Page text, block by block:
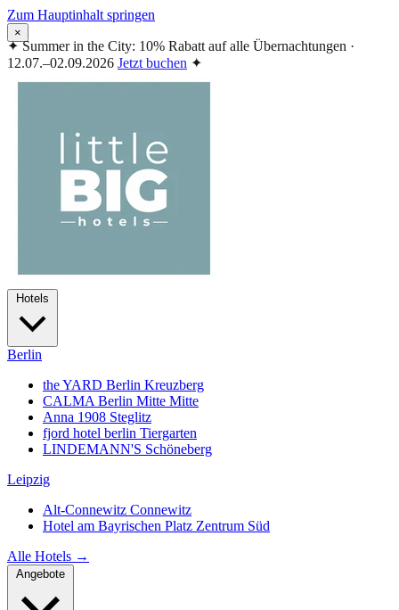
Zum Hauptinhalt springen
✦Summer in the City: 10% Rabatt auf alle Übernachtungen ·
12.07.–02.09.2026 Jetzt buchen ✦
×
Berlin
the YARD Berlin Kreuzberg
CALMA Berlin Mitte Mitte
Anna 1908 Steglitz
fjord hotel berlin Tiergarten
LINDEMANN'S Schöneberg
Leipzig
Alt-Connewitz Connewitz
Hotel am Bayrischen Platz Zentrum Süd
Alle Hotels →